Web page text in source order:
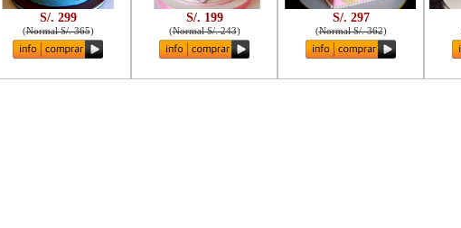
S/. 299
(Normal S/. 365)
S/. 199
(Normal S/. 243)
S/. 297
(Normal S/. 362)